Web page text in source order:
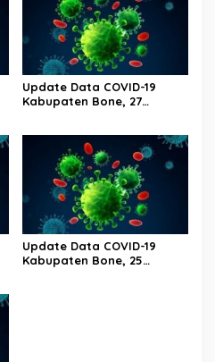
Update Data COVID-19
Kabupaten Bone, 27
Update Data COVID-19
Kabupaten Bone, 25